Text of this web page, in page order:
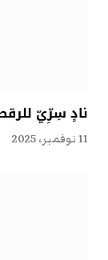
نادٍ سِرِّيّ
11 نوفمبر، 2025